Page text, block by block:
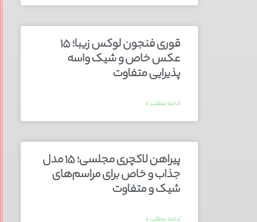
قوری فنجون لوکس زیبا؛ ۱۵
عکس خاص و شیک واسه
پذیرایی متفاوت
ادامه مطلب »
پیراهن لاکچری مجلسی؛ ۱۵ مدل
جذاب و خاص برای مراسم‌های
شیک و متفاوت
ادامه مطلب »